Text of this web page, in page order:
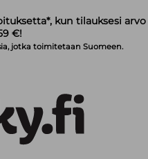
kun tilauksesi arvo
€!
jotka toimitetaan Suomeen.